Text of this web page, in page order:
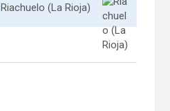
Riachuelo (La Rioja)